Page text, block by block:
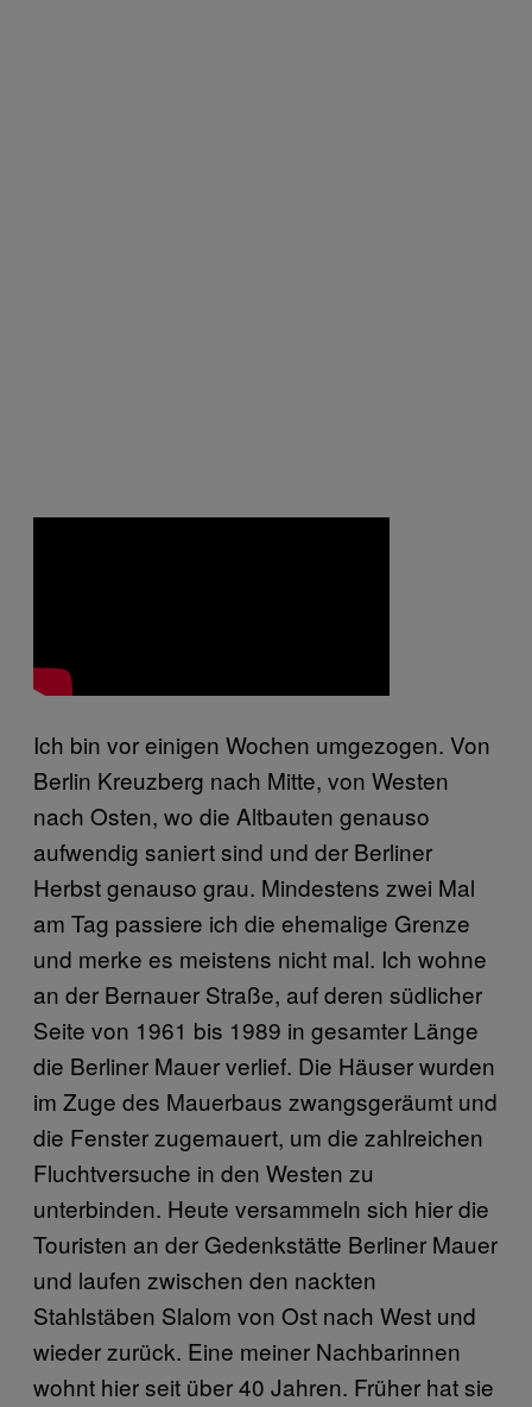
Ich bin vor einigen Wochen umgezogen. Von
Berlin Kreuzberg nach Mitte, von Westen
nach Osten, wo die Altbauten genauso
aufwendig saniert sind und der Berliner
Herbst genauso grau. Mindestens zwei Mal
am Tag passiere ich die ehemalige Grenze
und merke es meistens nicht mal. Ich wohne
an der Bernauer Straße, auf deren südlicher
Seite von 1961 bis 1989 in gesamter Länge
die Berliner Mauer verlief. Die Häuser wurden
im Zuge des Mauerbaus zwangsgeräumt und
die Fenster zugemauert, um die zahlreichen
Fluchtversuche in den Westen zu
unterbinden. Heute versammeln sich hier die
Touristen an der Gedenkstätte Berliner Mauer
und laufen zwischen den nackten
Stahlstäben Slalom von Ost nach West und
wieder zurück. Eine meiner Nachbarinnen
wohnt hier seit über 40 Jahren. Früher hat sie